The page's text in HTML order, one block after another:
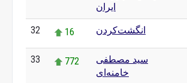
ایران
32 16 انگشت‌کردن
33 772
سید مصطفی
خامنه‌ای